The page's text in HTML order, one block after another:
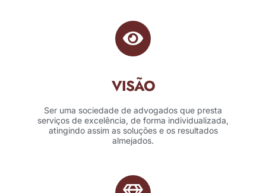
VISÃO
Ser uma sociedade de advogados que presta
serviços de excelência, de forma individualizada,
atingindo assim as soluções e os resultados
almejados.